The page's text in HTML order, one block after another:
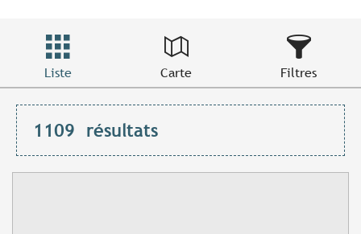
Liste Carte Filtres
1109 résultats